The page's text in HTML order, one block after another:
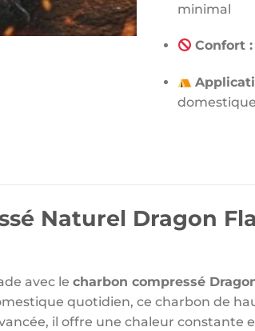
minimal
Confort :
Naturel Dragon
avec le charbon compressé
quotidien, ce charbon de
il offre une chaleur